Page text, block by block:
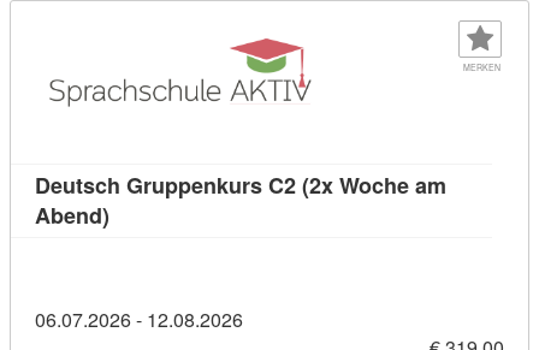
MERKEN
Deutsch Gruppenkurs C2 (2x Woche am
Abend)
06.07.2026 - 12.08.2026